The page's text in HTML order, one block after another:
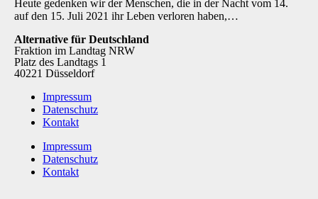
Heute gedenken wir der Menschen, die in der Nacht vom 14.
auf den 15. Juli 2021 ihr Leben verloren haben,…
Alternative für Deutschland
Fraktion im Landtag NRW
Platz des Landtags 1
40221 Düsseldorf
Impressum
Datenschutz
Kontakt
Impressum
Datenschutz
Kontakt